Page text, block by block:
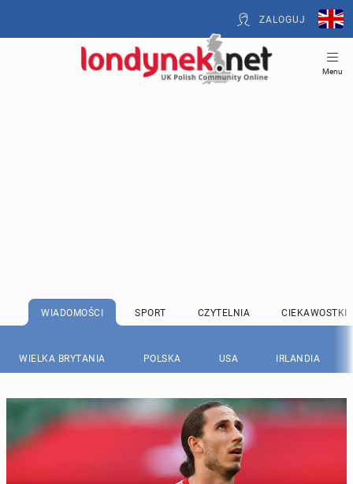
ZALOGUJ
Menu
WIADOMOŚCI SPORT CZYTELNIA CIEKAWOSTKI
WIELKA BRYTANIA POLSKA USA IRLANDIA